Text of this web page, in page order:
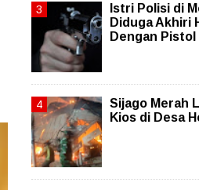
Istri Polisi di
Diduga Akhiri
Dengan Pistol
Sijago Merah
Kios di Desa